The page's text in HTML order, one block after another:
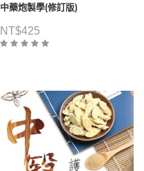
中藥炮製學(修訂版)
NT$425